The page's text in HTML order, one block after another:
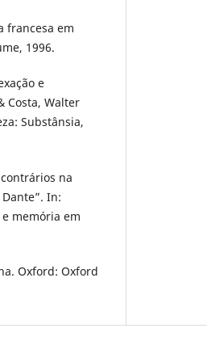
francesa em
1996.
e
Costa, Walter
Substânsia,
na
In:
memória em
Oxford: Oxford